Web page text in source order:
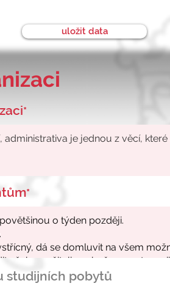
uložit data
*
*
studijních pobytů